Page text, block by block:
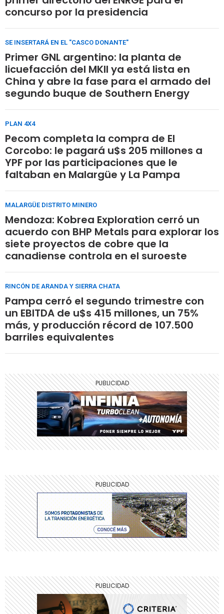
concurso por la presidencia
SE INSERTARÁ EN EL "CASCO DONANTE"
Primer GNL argentino: la planta de
licuefacción del MKII ya está lista en
China y abre la fase para el armado del
segundo buque de Southern Energy
PLAN 4X4
Pecom completa la compra de El
Corcobo: le pagará u$s 205 millones a
YPF por las participaciones que le
faltaban en Malargüe y La Pampa
MALARGÜE DISTRITO MINERO
Mendoza: Kobrea Exploration cerró un
acuerdo con BHP Metals para explorar los
siete proyectos de cobre que la
canadiense controla en el suroeste
RINCÓN DE ARANDA Y SIERRA CHATA
Pampa cerró el segundo trimestre con
un EBITDA de u$s 415 millones, un 75%
más, y producción récord de 107.500
barriles equivalentes